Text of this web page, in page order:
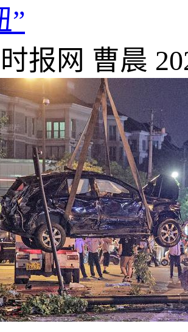
”
报网 曹晨